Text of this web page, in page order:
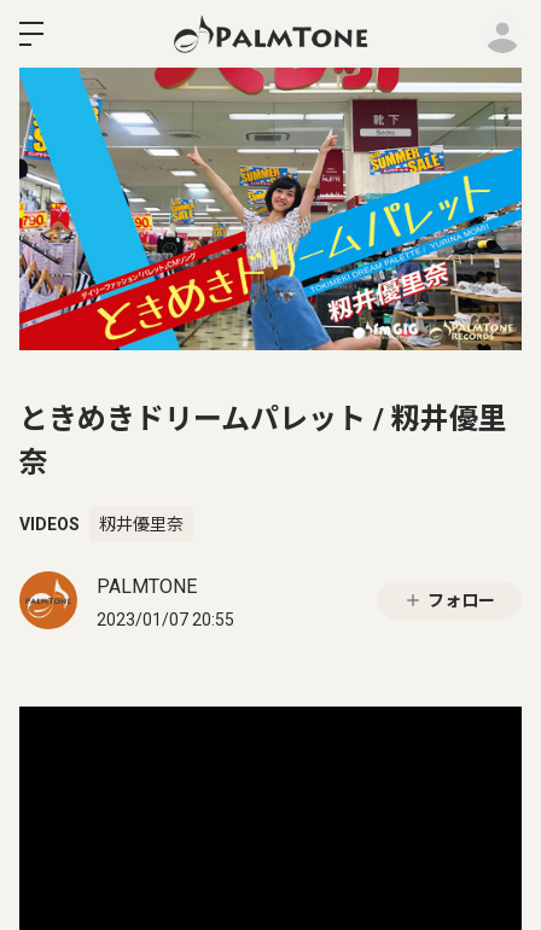
ときめきドリームパレット / 籾井優里
奈
VIDEOS 籾井優里奈
PALMTONE
2023/01/07 20:55
フォロー